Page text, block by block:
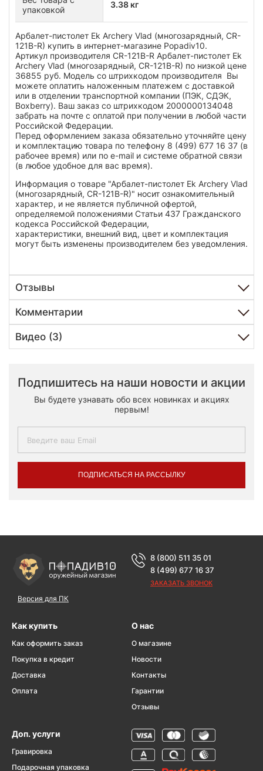
упаковкой
3.38 кг
Арбалет-пистолет Ek Archery Vlad (многозарядный, CR-
121B-R) купить в интернет-магазине Popadiv10.
Артикул производителя CR-121B-R Арбалет-пистолет Ek
Archery Vlad (многозарядный, CR-121B-R) по низкой цене
36855 руб. Модель со штрихкодом производителя Вы
можете оплатить наложенным платежем с доставкой
или в отделении транспортной компании (ПЭК, СДЭК,
Boxberry). Ваш заказ со штрихкодом 2000000134048
забрать на почте с оплатой при получении в любой части
Российской Федерации.
Перед оформлением заказа обязательно уточняйте цену
и комплектацию товара по телефону 8 (499) 677 16 37 (в
рабочее время) или по e-mail и системе обратной связи
(в любое удобное для вас время).
Информация о товаре "Арбалет-пистолет Ek Archery Vlad
(многозарядный, CR-121B-R)" носит ознакомительный
характер, и не является публичной офертой,
определяемой положениями Статьи 437 Гражданского
кодекса Российской Федерации,
характеристики, внешний вид, цвет и комплектация
могут быть изменены производителем без уведомления.
Отзывы
Комментарии
Видео (3)
Подпишитесь на наши новости и акции
Вы будете узнавать обо всех новинках и акциях
первым!
ПОДПИСАТЬСЯ НА РАССЫЛКУ
Версия для ПК
8 (800) 511 35 01
8 (499) 677 16 37
ЗАКАЗАТЬ ЗВОНОК
Как купить
Как оформить заказ
Покупка в кредит
Доставка
Оплата
О нас
О магазине
Новости
Контакты
Гарантии
Отзывы
Доп. услуги
Гравировка
Подарочная упаковка